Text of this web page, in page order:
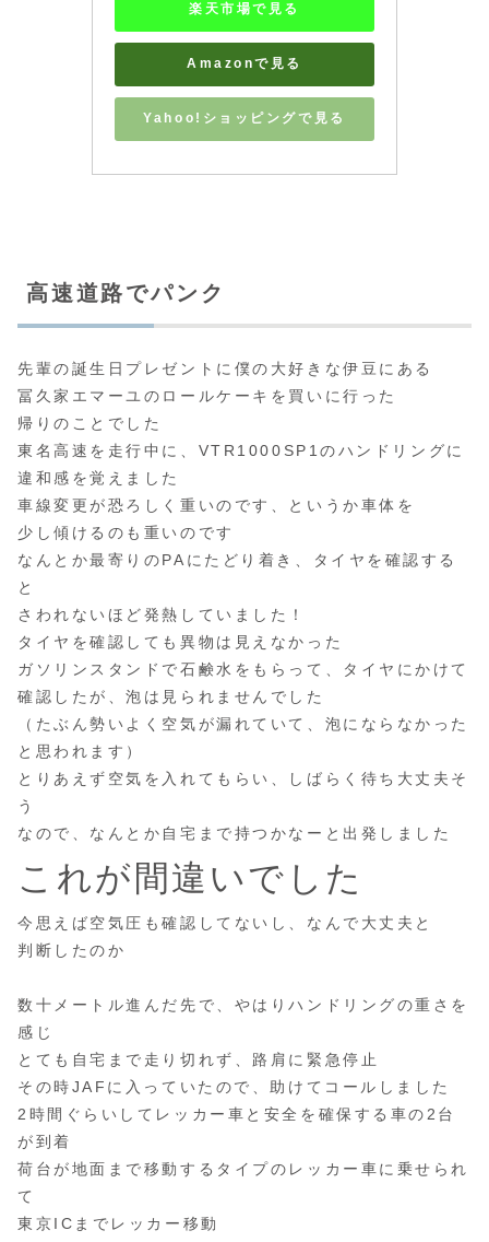
楽天市場で見る
Amazonで見る
Yahoo!ショッピングで見る
高速道路でパンク
先輩の誕生日プレゼントに僕の大好きな伊豆にある
冨久家エマーユのロールケーキを買いに行った
帰りのことでした
東名高速を走行中に、VTR1000SP1のハンドリングに
違和感を覚えました
車線変更が恐ろしく重いのです、というか車体を
少し傾けるのも重いのです
なんとか最寄りのPAにたどり着き、タイヤを確認する
と
さわれないほど発熱していました！
タイヤを確認しても異物は見えなかった
ガソリンスタンドで石鹸水をもらって、タイヤにかけて
確認したが、泡は見られませんでした
（たぶん勢いよく空気が漏れていて、泡にならなかった
と思われます）
とりあえず空気を入れてもらい、しばらく待ち大丈夫そ
う
なので、なんとか自宅まで持つかなーと出発しました
これが間違いでした
今思えば空気圧も確認してないし、なんで大丈夫と
判断したのか
数十メートル進んだ先で、やはりハンドリングの重さを
感じ
とても自宅まで走り切れず、路肩に緊急停止
その時JAFに入っていたので、助けてコールしました
2時間ぐらいしてレッカー車と安全を確保する車の2台
が到着
荷台が地面まで移動するタイプのレッカー車に乗せられ
て
東京ICまでレッカー移動